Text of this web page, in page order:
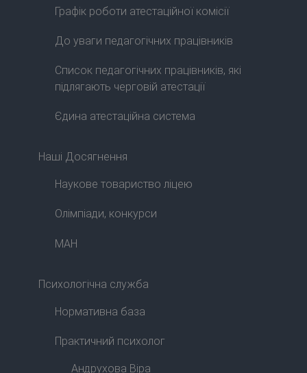
Графік роботи атестаційної комісії
До уваги педагогічних працівників
Список педагогічних працівників, які
підлягають черговій атестації
Єдина атестаційна система
Наші Досягнення
Наукове товариство ліцею
Олімпіади, конкурси
МАН
Психологічна служба
Нормативна база
Практичний психолог
Андрухова Віра